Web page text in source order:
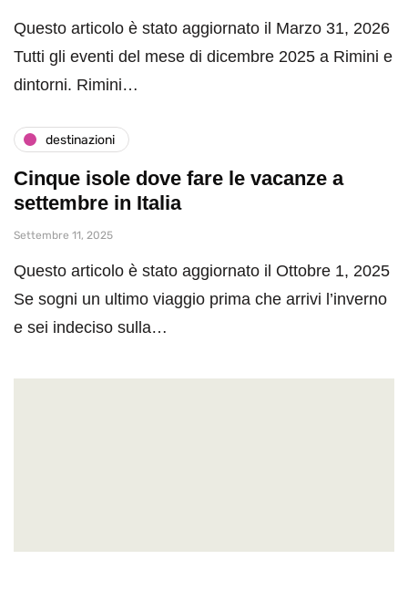
Questo articolo è stato aggiornato il Marzo 31, 2026
Tutti gli eventi del mese di dicembre 2025 a Rimini e
dintorni. Rimini…
destinazioni
Cinque isole dove fare le vacanze a
settembre in Italia
Settembre 11, 2025
Questo articolo è stato aggiornato il Ottobre 1, 2025
Se sogni un ultimo viaggio prima che arrivi l’inverno
e sei indeciso sulla…